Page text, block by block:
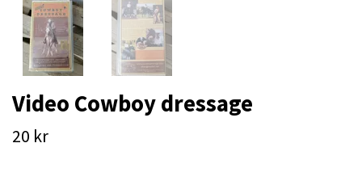
Video Cowboy dressage
20 kr